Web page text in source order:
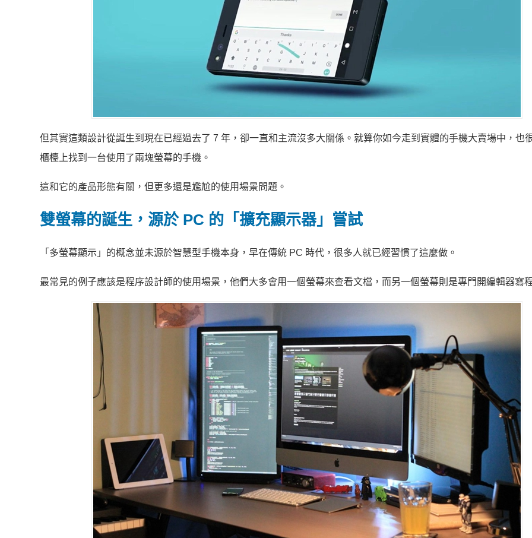
但其實這類設計從誕生到現在已經過去了 7 年，卻一直和主流沒多大關係。就算你如今走到實體的手機大賣場中，也
櫃檯上找到一台使用了兩塊螢幕的手機。
這和它的產品形態有關，但更多還是尷尬的使用場景問題。
雙螢幕的誕生，源於 PC 的「擴充顯示器」嘗試
「多螢幕顯示」的概念並未源於智慧型手機本身，早在傳統 PC 時代，很多人就已經習慣了這麼做。
最常見的例子應該是程序設計師的使用場景，他們大多會用一個螢幕來查看文檔，而另一個螢幕則是專門開編輯器寫